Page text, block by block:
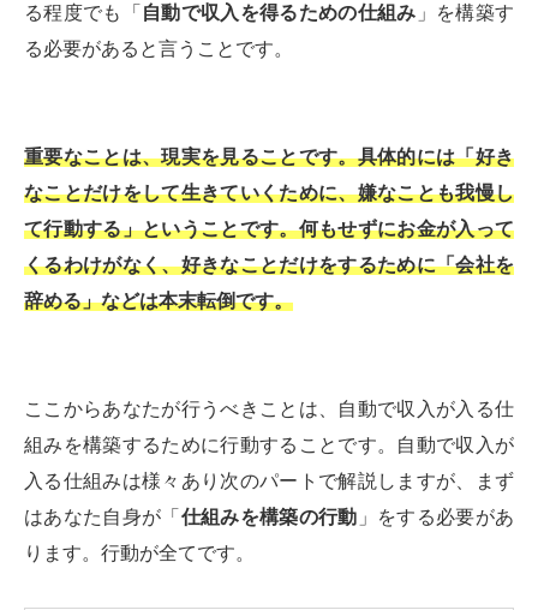
る程度でも「 自動で収入を得るための仕組み 」を構築す
る必要があると言うことです。
重要なことは、現実を見ることです。具体的には「好き
なことだけをして生きていくために、嫌なことも我慢し
て行動する」ということです。何もせずにお金が入って
くるわけがなく、好きなことだけをするために「会社を
辞める」などは本末転倒です。
ここからあなたが行うべきことは、自動で収入が入る仕
組みを構築するために行動することです。自動で収入が
入る仕組みは様々あり次のパートで解説しますが、まず
はあなた自身が「 仕組みを構築の行動 」をする必要があ
ります。行動が全てです。